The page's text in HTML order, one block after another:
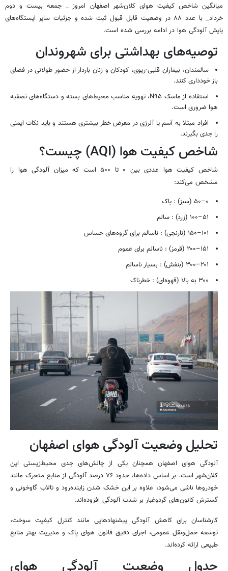
میانگین شاخص کیفیت هوای کلان‌شهر اصفهان امروز _ جمعه بیست و دوم
خرداد_ با عدد ۸۸ در وضعیت قابل قبول ثبت شده و جزئیات سایر ایستگاه‌های
پایش آلودگی هوا در ادامه بررسی شده است.
توصیه‌های بهداشتی برای شهروندان
سالمندان، بیماران قلبی-ریوی، کودکان و زنان باردار از حضور طولانی در فضای
باز خودداری کنند.
استفاده از ماسک N۹۵، تهویه مناسب محیط‌های بسته و دستگاه‌های تصفیه
هوا ضروری است.
افراد مبتلا به آسم یا آلرژی در معرض خطر بیشتری هستند و باید نکات ایمنی
را جدی بگیرند.
شاخص کیفیت هوا (AQI) چیست؟
شاخص کیفیت هوا عددی بین ۰ تا ۵۰۰ است که میزان آلودگی هوا را
مشخص می‌کند:
۰–۵۰ (سبز) : پاک
۵۱–۱۰۰ (زرد) : سالم
۱۰۱–۱۵۰ (نارنجی) : ناسالم برای گروه‌های حساس
۱۵۱–۲۰۰ (قرمز) : ناسالم برای عموم
۲۰۱–۳۰۰ (بنفش) : بسیار ناسالم
۳۰۰ به بالا (قهوه‌ای) : خطرناک
تحلیل وضعیت آلودگی هوای اصفهان
آلودگی هوای اصفهان همچنان یکی از چالش‌های جدی محیط‌زیستی این
کلان‌شهر است. بر اساس داده‌ها، حدود ۷۶ درصد آلودگی از منابع متحرک مانند
خودروها ناشی می‌شود، علاوه بر این خشک شدن زاینده‌رود و تالاب گاوخونی و
گسترش کانون‌های گردوغبار بر شدت آلودگی افزوده‌اند.
کارشناسان برای کاهش آلودگی پیشنهادهایی مانند کنترل کیفیت سوخت،
توسعه حمل‌ونقل عمومی، اجرای دقیق قانون هوای پاک و مدیریت بهتر منابع
طبیعی ارائه کرده‌اند.
جدول وضعیت آلودگی هوای